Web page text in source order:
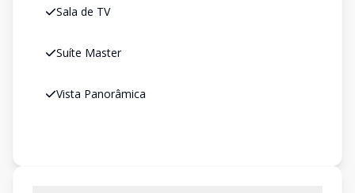
Sala de TV
Suíte Master
Vista Panorâmica